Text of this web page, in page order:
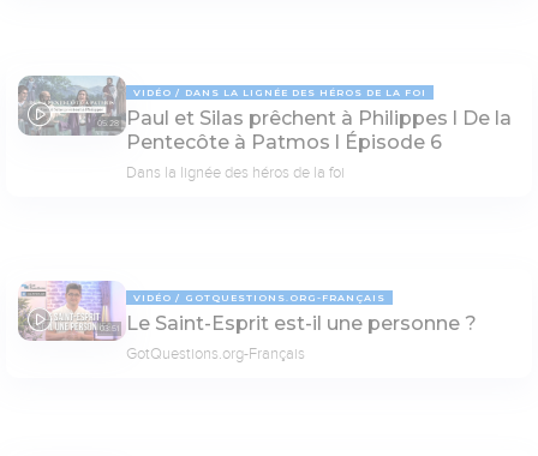
05:28
VIDÉO DANS LA LIGNÉE DES HÉROS DE LA FOI
Paul et Silas prêchent à Philippes l De la
Pentecôte à Patmos l Épisode 6
Dans la lignée des héros de la foi
03:51
VIDÉO GOTQUESTIONS.ORG-FRANÇAIS
Le Saint-Esprit est-il une personne ?
GotQuestions.org-Français